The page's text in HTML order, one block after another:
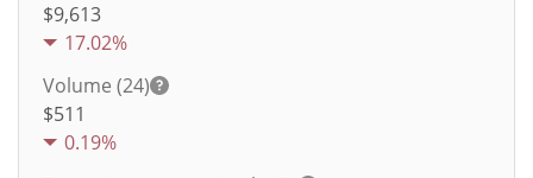
$9,613
17.02%
Volume (24)
$511
0.19%